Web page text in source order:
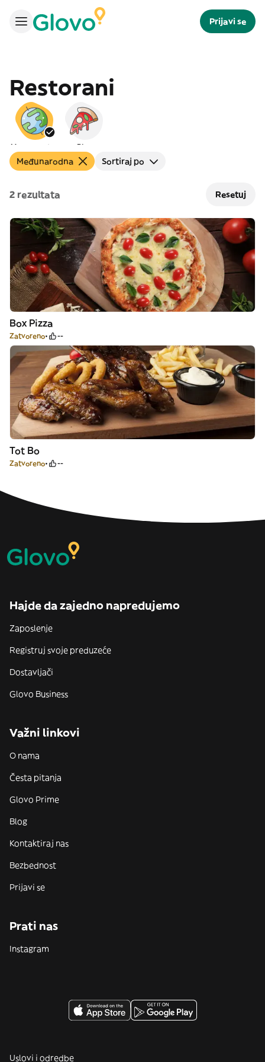
Prijavi se
Restorani
Međunarodna Pica
Međunarodna Sortiraj po
2 rezultata Resetuj
Box Pizza
Zatvoreno --
Tot Bo
Zatvoreno --
Hajde da zajedno napredujemo
Zaposlenje
Registruj svoje preduzeće
Dostavljači
Glovo Business
Važni linkovi
O nama
Česta pitanja
Glovo Prime
Blog
Kontaktiraj nas
Bezbednost
Prijavi se
Prati nas
Instagram
Uslovi i odredbe